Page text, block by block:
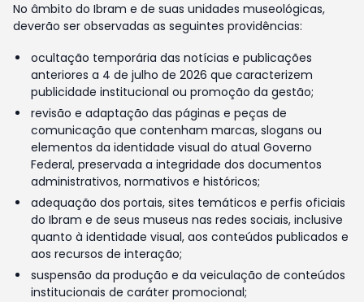
No âmbito do Ibram e de suas unidades museológicas,
deverão ser observadas as seguintes providências:
ocultação temporária das notícias e publicações
anteriores a 4 de julho de 2026 que caracterizem
publicidade institucional ou promoção da gestão;
revisão e adaptação das páginas e peças de
comunicação que contenham marcas, slogans ou
elementos da identidade visual do atual Governo
Federal, preservada a integridade dos documentos
administrativos, normativos e históricos;
adequação dos portais, sites temáticos e perfis oficiais
do Ibram e de seus museus nas redes sociais, inclusive
quanto à identidade visual, aos conteúdos publicados e
aos recursos de interação;
suspensão da produção e da veiculação de conteúdos
institucionais de caráter promocional;